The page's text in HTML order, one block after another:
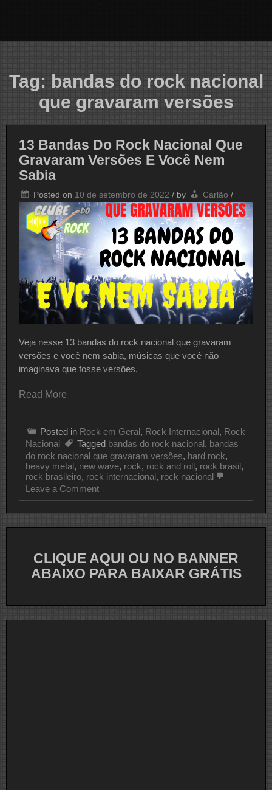
Tag: bandas do rock nacional
que gravaram versões
13 Bandas Do Rock Nacional Que
Gravaram Versões E Você Nem
Sabia
Posted on 10 de setembro de 2022 / by Carlão /
Veja nesse 13 bandas do rock nacional que gravaram
versões e você nem sabia, músicas que você não
imaginava que fosse versões,
Read More
Posted in Rock em Geral, Rock Internacional, Rock
Nacional
Tagged bandas do rock nacional, bandas
do rock nacional que gravaram versões, hard rock,
heavy metal, new wave, rock, rock and roll, rock brasil,
rock brasileiro, rock internacional, rock nacional
Leave a Commenton
13
Rock
Gravaram
Versões
E
CLIQUE AQUI OU NO BANNER
ABAIXO PARA BAIXAR GRÁTIS